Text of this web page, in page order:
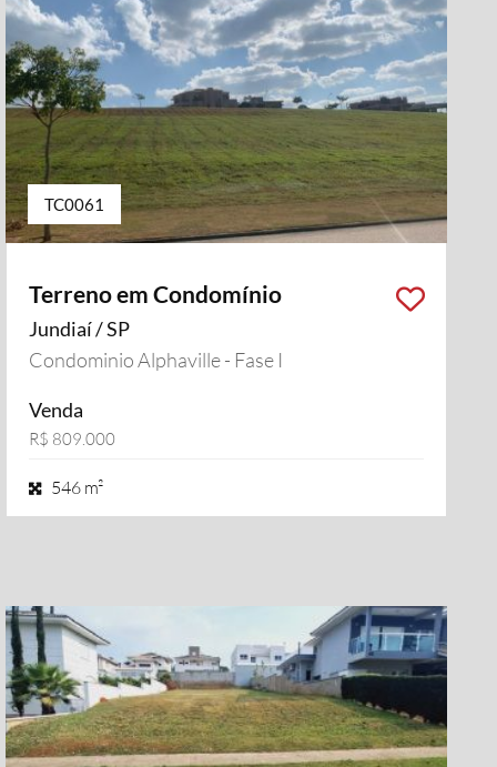
TC0061
Terreno em Condomínio
Jundiaí / SP
Condominio Alphaville - Fase I
Venda
R$ 809.000
546 m²